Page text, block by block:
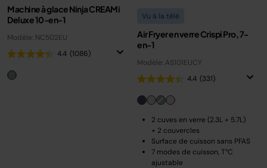
Machine à glace Ninja CREAMi
Deluxe 10-en-1
Modèle: NC502EU
4.4 (1086)
Vu à la télé
Air Fryer en verre Crispi Pro, 7-
en-1
Modèle: AS101EUCY
4.4 (331)
2 cuves en verre (2.3L + 5.7L)
+ 2 couvercles
Surface de cuisson sans PFAS
7 modes de cuisson, T°C
ajustable